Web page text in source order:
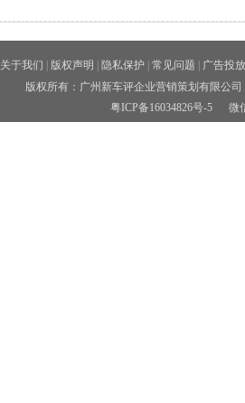
关于我们 版权声明 隐私保护 常见问题
广告投放
版权所有：广州新车评企业营销策划有限公
粤ICP备16034826号-5微信